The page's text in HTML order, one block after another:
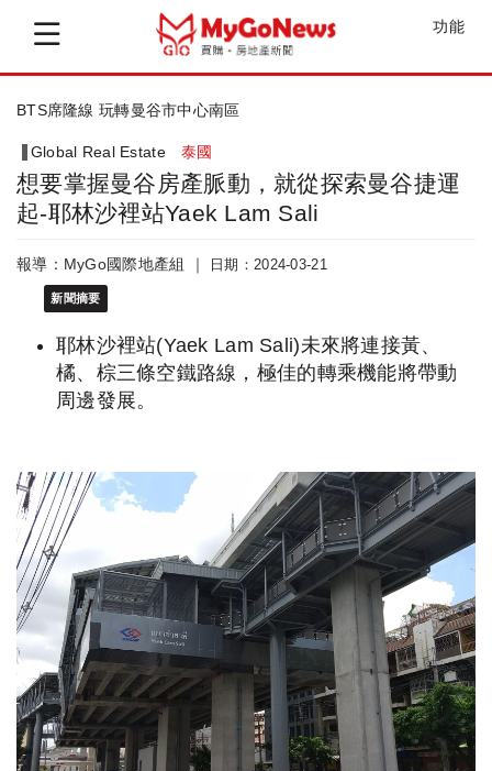
功能
BTS席隆線 玩轉曼谷市中心南區
Global Real Estate 泰國
想要掌握曼谷房產脈動，就從探索曼谷捷運
起-耶林沙裡站Yaek Lam Sali
報導：MyGo國際地產組 ｜ 日期：2024-03-21
新聞摘要
耶林沙裡站(Yaek Lam Sali)未來將連接黃、
橘、棕三條空鐵路線，極佳的轉乘機能將帶動
周邊發展。